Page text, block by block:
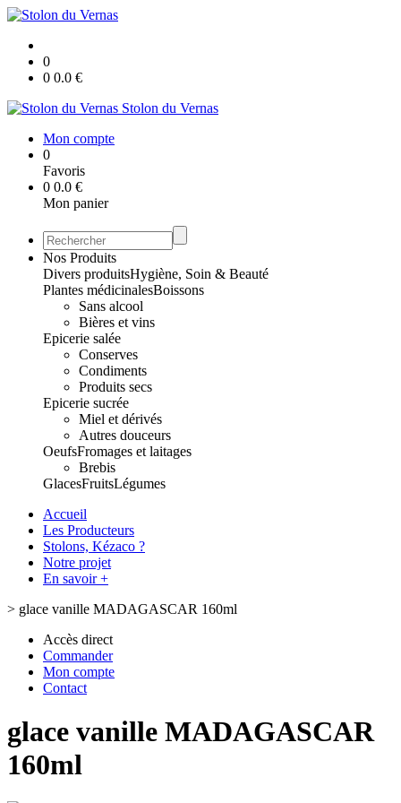
0
0 0.0 €
Stolon du Vernas
Mon compte
0
Favoris
0 0.0 €
Mon panier
Nos Produits
Divers produitsHygiène, Soin & Beauté
Plantes médicinalesBoissons
Sans alcool
Bières et vins
Epicerie salée
Conserves
Condiments
Produits secs
Epicerie sucrée
Miel et dérivés
Autres douceurs
OeufsFromages et laitages
Brebis
GlacesFruitsLégumes
Accueil
Les Producteurs
Stolons, Kézaco ?
Notre projet
En savoir +
> glace vanille MADAGASCAR 160ml
Accès direct
Commander
Mon compte
Contact
glace vanille MADAGASCAR
160ml